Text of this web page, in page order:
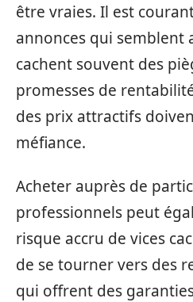
être vraies. Il est
annonces qui semblent
cachent souvent des
promesses de
des prix attractifs
méfiance.
Acheter auprès de
professionnels peut
risque accru de vices
de se tourner vers des
qui offrent des